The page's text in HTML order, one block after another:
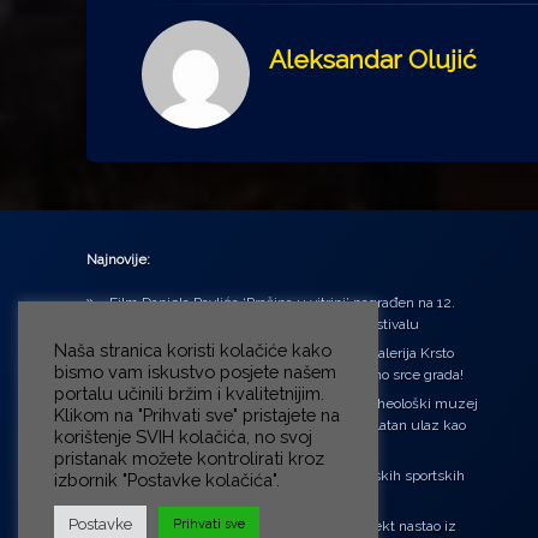
Aleksandar Olujić
Najnovije:
Film Daniela Pavlića ‘Prašina u vitrini’ nagrađen na 12.
Green Montenegro International Film Festivalu
U središtu Petrinje otvorena obnovljena Galerija Krsto
Hegedušić: Kultura vraćena kući, u samo srce grada!
Od petka do nedjelje (31.7. – 2.8.2026.) Arheološki muzej
u Zagrebu otvara vrata građanima: Besplatan ulaz kao
zaklon od toplinskog vala
‘Ni med cvetjem ni pravice’ na Aleji hrvatskih sportskih
“Rubikova kocka – složi svoju priču”, projekt nastao iz
Naša stranica koristi kolačiće kako
bismo vam iskustvo posjete našem
portalu učinili bržim i kvalitetnijim.
Klikom na "Prihvati sve" pristajete na
korištenje SVIH kolačića, no svoj
pristanak možete kontrolirati kroz
izbornik "Postavke kolačića".
Postavke Prihvati sve